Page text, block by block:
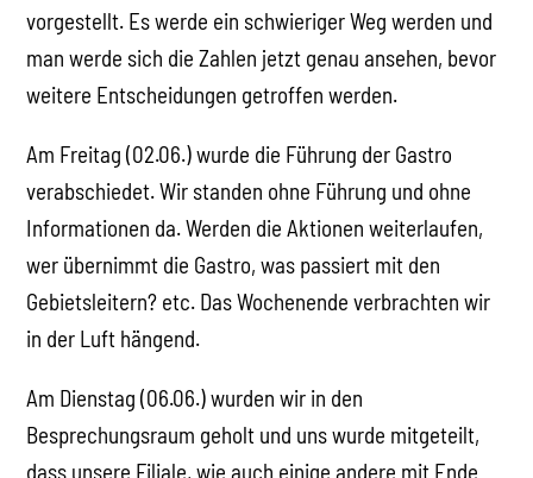
vorgestellt. Es werde ein schwieriger Weg werden und
man werde sich die Zahlen jetzt genau ansehen, bevor
weitere Entscheidungen getroffen werden.
Am Freitag (02.06.) wurde die Führung der Gastro
verabschiedet. Wir standen ohne Führung und ohne
Informationen da. Werden die Aktionen weiterlaufen,
wer übernimmt die Gastro, was passiert mit den
Gebietsleitern? etc. Das Wochenende verbrachten wir
in der Luft hängend.
Am Dienstag (06.06.) wurden wir in den
Besprechungsraum geholt und uns wurde mitgeteilt,
dass unsere Filiale, wie auch einige andere mit Ende